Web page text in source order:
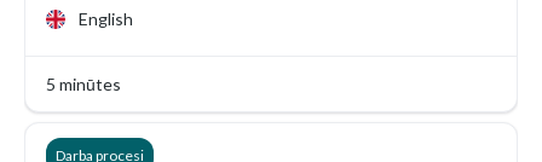
English
5 minūtes
Darba procesi